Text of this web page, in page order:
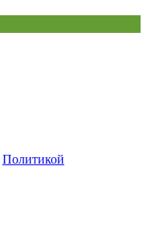
Политикой